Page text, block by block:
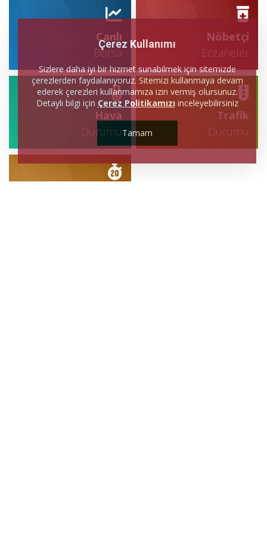
Canlı
Borsa
Nöbetçi
Eczaneler
Hava
Durumu
Trafik
Durumu
Çerez Kullanımı
Sizlere daha iyi bir hizmet sunabilmek için sitemizde
çerezlerden faydalanıyoruz. Sitemizi kullanmaya devam
ederek çerezleri kullanmamıza izin vermiş olursunuz.
Detaylı bilgi için Çerez Politikamızı inceleyebilirsiniz
Tamam